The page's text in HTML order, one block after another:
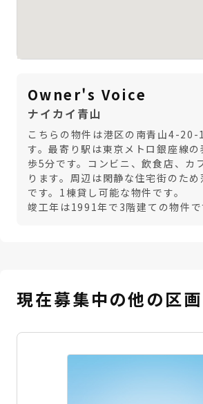
Owner's Voice
ナイカイ青山
こちらの物件は港区の南青山4-20-
す。最寄り駅は東京メトロ銀座線
歩5分です。コンビニ、飲食店、カ
ります。周辺は閑静な住宅街のた
です。1棟貸し可能な物件です。
竣工年は1991年で3階建ての物件で
現在募集中の他の区画